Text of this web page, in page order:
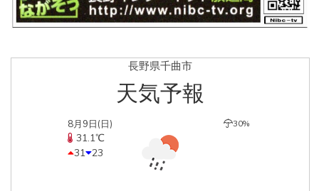
長野県千曲市
天気予報
8月9日(日)
31.1℃
31 23
30%